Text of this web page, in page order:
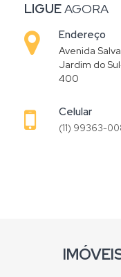
LIGUEAGORA
Endereço
Avenida
Jardim do
400
Celular
(11) 99363-